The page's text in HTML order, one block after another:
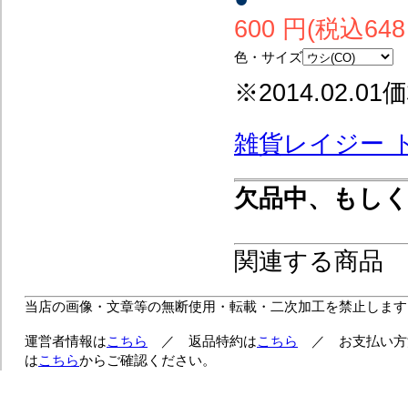
600 円(税込
色・サイズ
※2014.02.01
雑貨レイジー
欠品中、もし
関連する商品
当店の画像・文章等の無断使用・転載・二次加工を禁止しま
運営者情報はこちら ／ 返品特約はこちら
／ お支払い方
はこちらからご確認ください。